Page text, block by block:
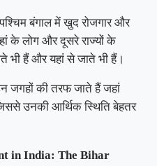
बंगाल में खुद रोजगार और
के लोग और दूसरे राज्यों के
भी हैं और यहां से जाते भी हैं।
जगहों की तरफ जाते हैं जहां
उनकी आर्थिक स्थिति बेहतर
in India: The Bihar